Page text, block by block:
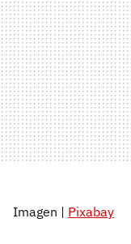
Imagen | Pixabay